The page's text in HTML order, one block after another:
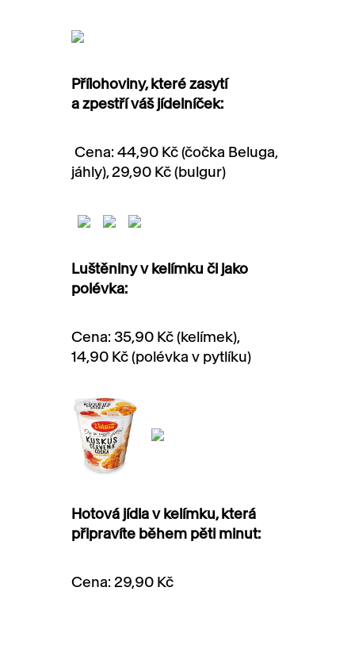
Přílohoviny, které zasytí
a zpestří váš jídelníček:
Cena: 44,90 Kč (čočka Beluga,
jáhly), 29,90 Kč (bulgur)
Luštěniny v kelímku či jako
polévka:
Cena: 35,90 Kč (kelímek),
14,90 Kč (polévka v pytlíku)
Hotová jídla v kelímku, která
připravíte během pěti minut:
Cena: 29,90 Kč